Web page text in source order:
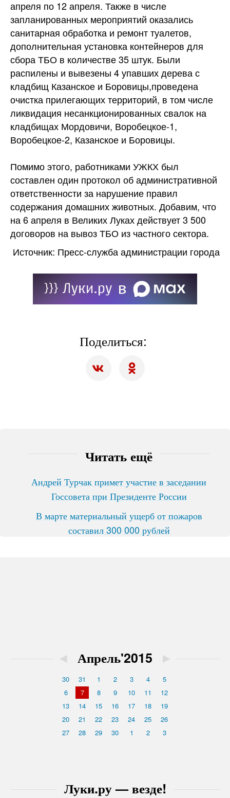
апреля по 12 апреля. Также в числе
запланированных мероприятий оказались
санитарная обработка и ремонт туалетов,
дополнительная установка контейнеров для
сбора ТБО в количестве 35 штук. Были
распилены и вывезены 4 упавших дерева с
кладбищ Казанское и Боровицы,проведена
очистка прилегающих территорий, в том числе
ликвидация несанкционированных свалок на
кладбищах Мордовичи, Воробецкое-1,
Воробецкое-2, Казанское и Боровицы.
Помимо этого, работниками УЖКХ был
составлен один протокол об административной
ответственности за нарушение правил
содержания домашних животных. Добавим, что
на 6 апреля в Великих Луках действует 3 500
договоров на вывоз ТБО из частного сектора.
Источник: Пресс-служба администрации города
Поделиться:
Читать ещё
Андрей Турчак примет участие в заседании
Госсовета при Президенте России
В марте материальный ущерб от пожаров
составил 300 000 рублей
Луки.ру — везде!
◄ Апрель'2015 ►
30 31 1 2 3 4
5
6
7 8 9 10 11
12
13
14 15 16 17 18
19
20
21 22 23 24 25
26
27
28 29 30 1 2 3